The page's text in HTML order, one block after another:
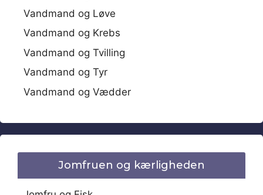
Vandmand og Løve
Vandmand og Krebs
Vandmand og Tvilling
Vandmand og Tyr
Vandmand og Vædder
Jomfruen og kærligheden